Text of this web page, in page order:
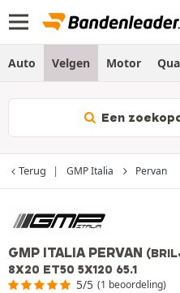
Auto Velgen Motor
Een
Terug GMP Italia Pervan
GMP ITALIA PERVAN
8X20 ET50 5X120 65.1
5/5 (1 beoordeling)